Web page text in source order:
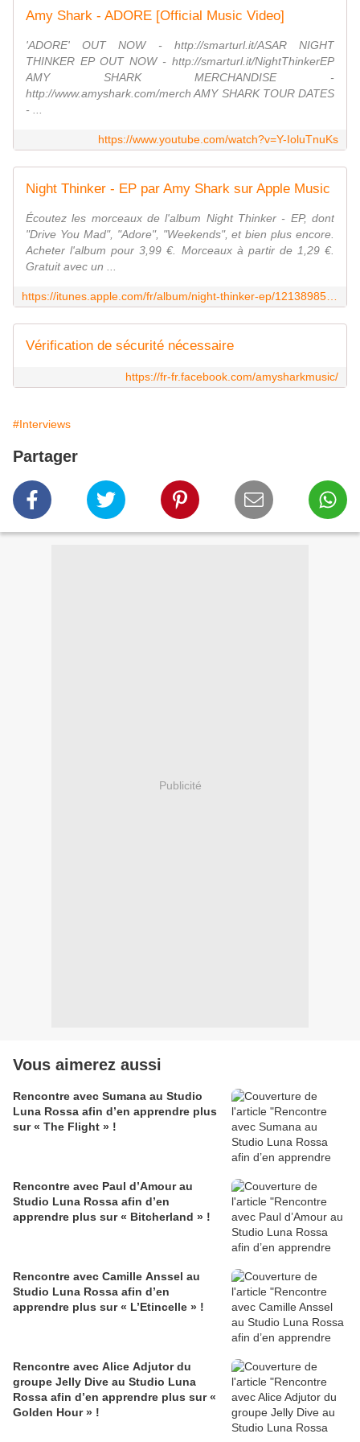
Amy Shark - ADORE [Official Music Video]
'ADORE' OUT NOW - http://smarturl.it/ASAR NIGHT
THINKER EP OUT NOW - http://smarturl.it/NightThinkerEP
AMY SHARK MERCHANDISE -
http://www.amyshark.com/merch AMY SHARK TOUR DATES
- ...
https://www.youtube.com/watch?v=Y-IoluTnuKs
Night Thinker - EP par Amy Shark sur Apple Music
Écoutez les morceaux de l'album Night Thinker - EP, dont
"Drive You Mad", "Adore", "Weekends", et bien plus encore.
Acheter l'album pour 3,99 €. Morceaux à partir de 1,29 €.
Gratuit avec un ...
Vérification de sécurité nécessaire
https://fr-fr.facebook.com/amysharkmusic/
#Interviews
Partager
Publicité
Vous aimerez aussi
Rencontre avec Sumana au Studio
Luna Rossa afin d’en apprendre plus
sur « The Flight » !
Rencontre avec Paul d’Amour au
Studio Luna Rossa afin d’en
apprendre plus sur « Bitcherland » !
Rencontre avec Camille Anssel au
Studio Luna Rossa afin d’en
apprendre plus sur « L’Etincelle » !
Rencontre avec Alice Adjutor du
groupe Jelly Dive au Studio Luna
Rossa afin d’en apprendre plus sur «
Golden Hour » !